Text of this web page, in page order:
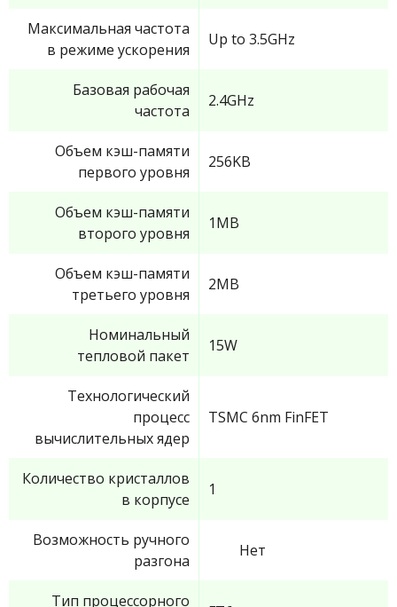
Максимальная частота
в режиме ускорения
Up to 3.5GHz
Базовая рабочая
частота
2.4GHz
Объем кэш-памяти
первого уровня
256KB
Объем кэш-памяти
второго уровня
1MB
Объем кэш-памяти
третьего уровня
2MB
Номинальный
тепловой пакет
15W
Технологический
процесс
вычислительных ядер
TSMC 6nm FinFET
Количество кристаллов
в корпусе
1
Возможность ручного
разгона
Нет
Тип процессорного